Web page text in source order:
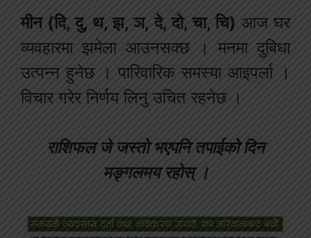
मीन (दि, दु, थ, झ, ञ, दे, दो, चा, चि) आज घर
व्यवहारमा झमेला आउनसक्छ । मनमा दुबिधा
उत्पन्न हुनेछ । पारिवारिक समस्या आइपर्ला ।
विचार गरेर निर्णय लिनु उचित रहनेछ ।
राशिफल जे जस्तो भएपनि तपाईको दिन
मङ्गलमय रहोस् ।